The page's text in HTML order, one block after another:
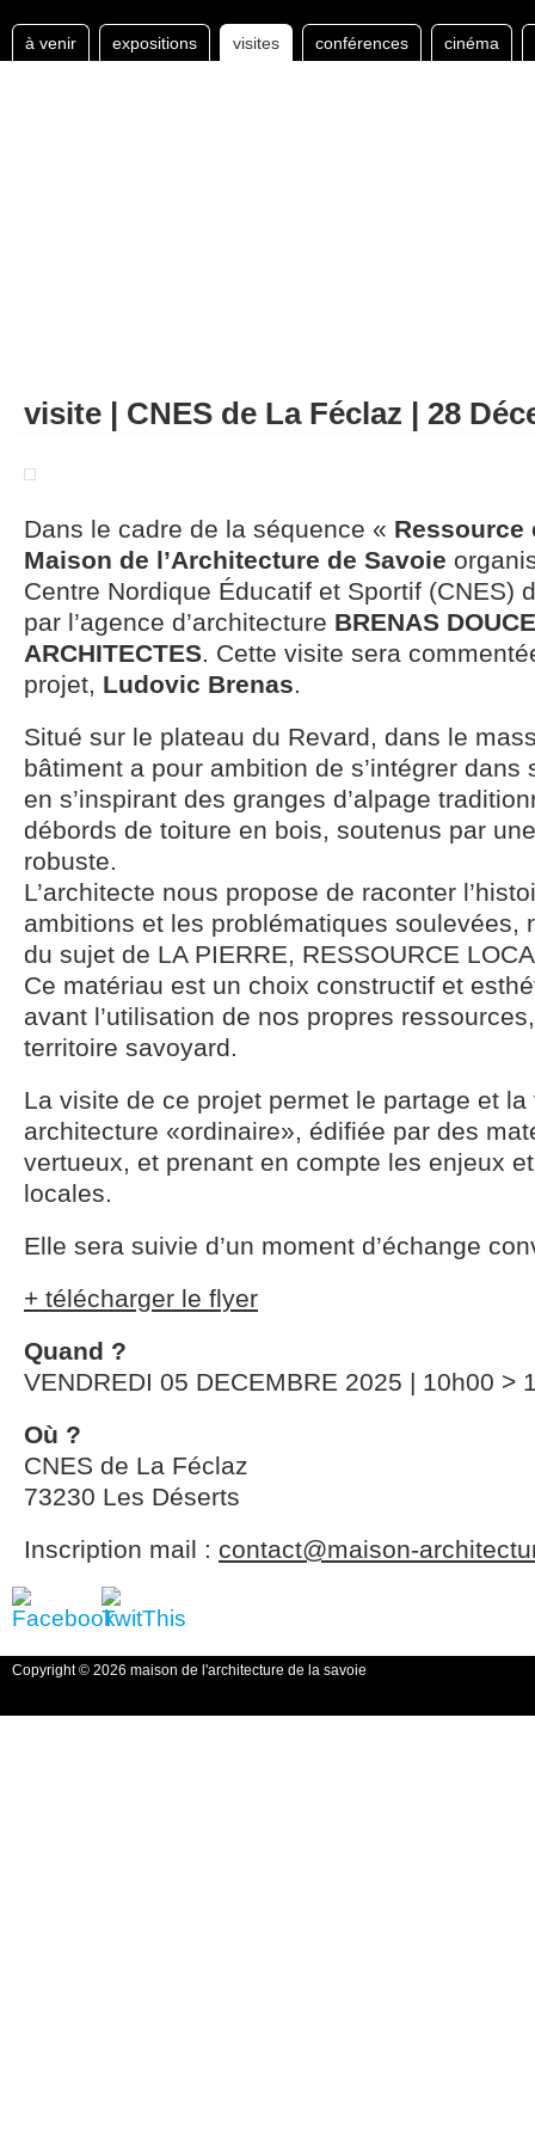
à venir expositions visites conférences cinéma
visite | CNES de La Féclaz | 28
Dans le cadre de la séquence « Ressource
Maison de l’Architecture de Savoie
Centre Nordique Éducatif et Sportif (CNES)
par l’agence d’architecture BRENAS
ARCHITECTES. Cette visite sera
projet, Ludovic Brenas.
Situé sur le plateau du Revard, dans le
bâtiment a pour ambition de s’intégrer dans
en s’inspirant des granges d’alpage
débords de toiture en bois, soutenus par
robuste.
L’architecte nous propose de raconter
ambitions et les problématiques soulevées,
du sujet de LA PIERRE, RESSOURCE
Ce matériau est un choix constructif et
avant l’utilisation de nos propres
territoire savoyard.
La visite de ce projet permet le partage et la
architecture «ordinaire», édifiée par des
vertueux, et prenant en compte les enjeux
locales.
Elle sera suivie d’un moment d’échange
+ télécharger le flyer
Quand ?
VENDREDI 05 DECEMBRE 2025 | 10h00 >
Où ?
CNES de La Féclaz
73230 Les Déserts
Inscription mail : contact@maison-
Copyright © 2026 maison de l'architecture de la savoie